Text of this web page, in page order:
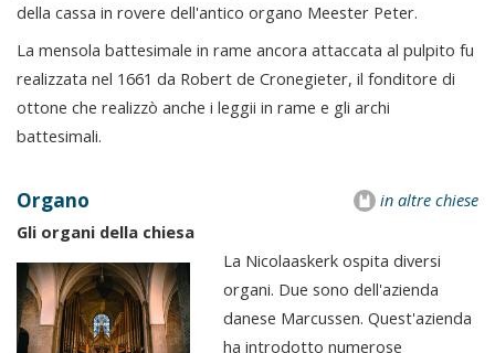
della cassa in rovere dell'antico organo Meester Peter.
La mensola battesimale in rame ancora attaccata al pulpito fu
realizzata nel 1661 da Robert de Cronegieter, il fonditore di
ottone che realizzò anche i leggii in rame e gli archi
battesimali.
in altre chiese
Organo
Gli organi della chiesa
La Nicolaaskerk ospita diversi
organi. Due sono dell'azienda
danese Marcussen. Quest'azienda
ha introdotto numerose